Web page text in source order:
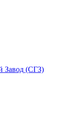
Завод (СГЗ)